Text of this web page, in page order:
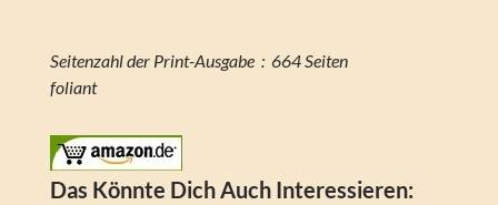
Seitenzahl der Print-Ausgabe ‏ : ‎ 664 Seiten
foliant
Das Könnte Dich Auch Interessieren: